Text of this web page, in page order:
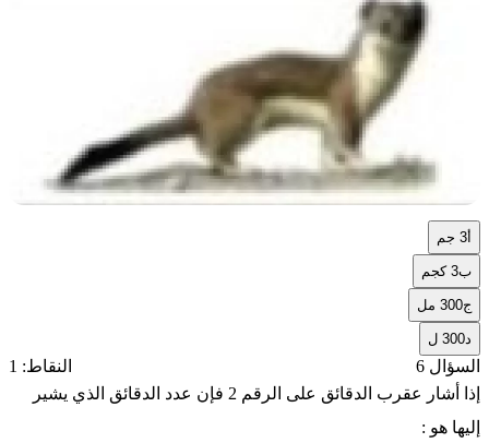
3 جم
ب3 كجم
ج300 مل
300 ل
السؤال 6
النقاط: 1
إذا أشار عقرب الدقائق على الرقم 2 فإن عدد الدقائق الذي يشير
إليها هو :